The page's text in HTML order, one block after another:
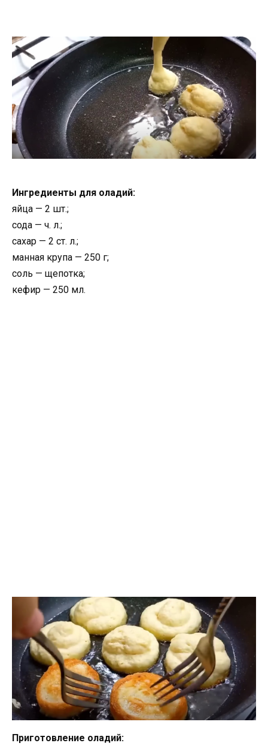
Ингредиенты для оладий:
яйца — 2 шт.;
сода — ч. л.;
сахар — 2 ст. л.;
манная крупа — 250 г;
соль — щепотка;
кефир — 250 мл.
Приготовление оладий: